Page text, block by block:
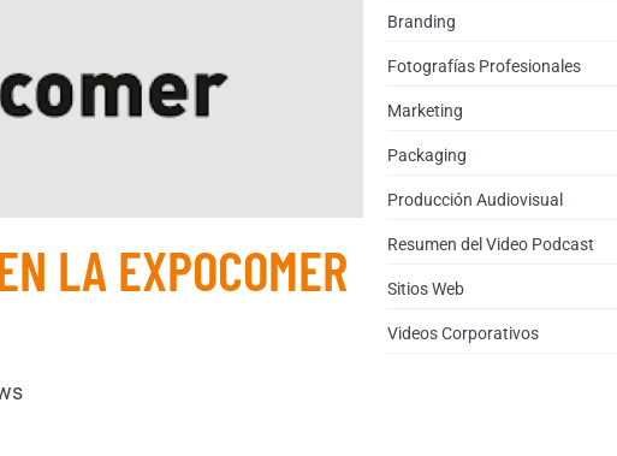
LA EXPOCOMER
Branding
Fotografías Profesionales
Marketing
Packaging
Producción Audiovisual
Resumen del Video Podcast
Sitios Web
Videos Corporativos